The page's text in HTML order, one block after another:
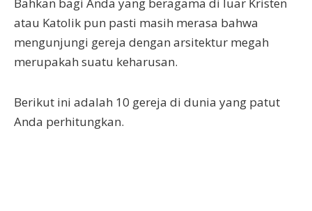
Bahkan bagi Anda yang beragama di luar Kristen
atau Katolik pun pasti masih merasa bahwa
mengunjungi gereja dengan arsitektur megah
merupakah suatu keharusan.
Berikut ini adalah 10 gereja di dunia yang patut
Anda perhitungkan.